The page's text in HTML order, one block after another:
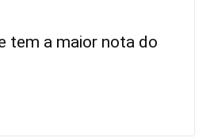
tem a maior nota do